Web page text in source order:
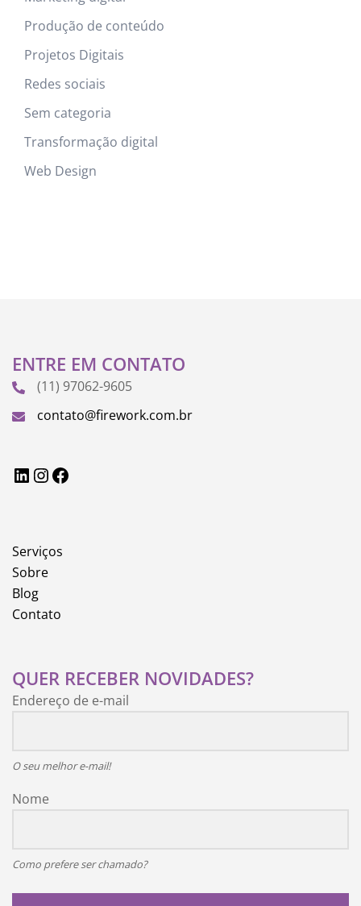
Produção de conteúdo
Projetos Digitais
Redes sociais
Sem categoria
Transformação digital
Web Design
ENTRE EM CONTATO
(11) 97062-9605
contato@firework.com.br
LinkedInInstagram
Serviços
Sobre
Blog
Contato
QUER RECEBER NOVIDADES?
Endereço de e-mail
O seu melhor e-mail!
Nome
Como prefere ser chamado?